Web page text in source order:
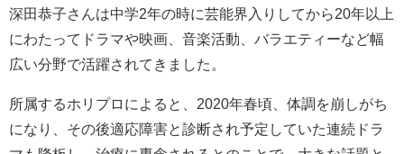
深田恭子さんは中学2年の時に芸能界入りしてから20年以上
にわたってドラマや映画、音楽活動、バラエティーなど幅
広い分野で活躍されてきました。
所属するホリプロによると、2020年春頃、体調を崩しがち
になり、その後適応障害と診断され予定していた連続ドラ